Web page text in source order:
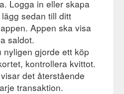
Logga in eller skapa
sedan till ditt
Appen ska visa
saldot.
nyligen gjorde ett köp
kontrollera kvittot.
det återstående
transaktion.